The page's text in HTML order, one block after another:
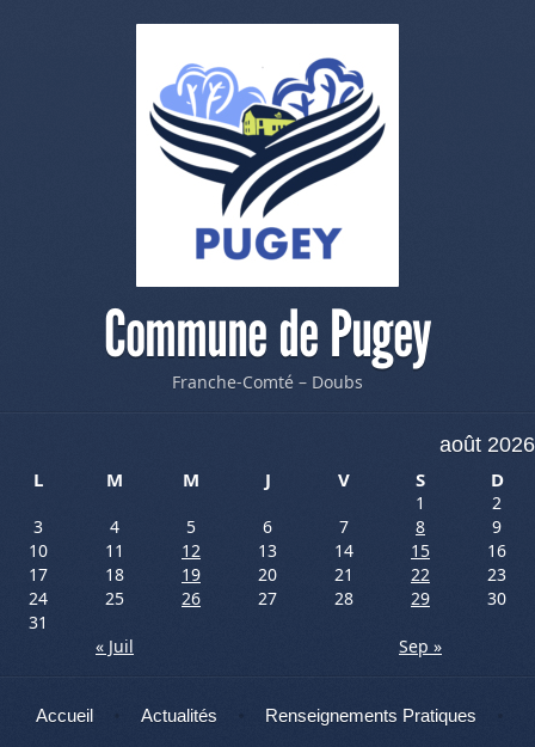
Commune de Pugey
Franche-Comté – Doubs
août 2026
L
M M J V S D
1
2
3
4 5 6 7 8
9
10
11 12 13 14 15
16
17
18 19 20 21 22
23
24
25 26 27 28 29
30
31
« Juil
Sep »
Menu
Aller au contenu
Accueil Actualités Renseignements Pratiques